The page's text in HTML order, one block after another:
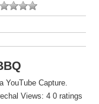
YouTube Capture.
Views: 4 0 ratings